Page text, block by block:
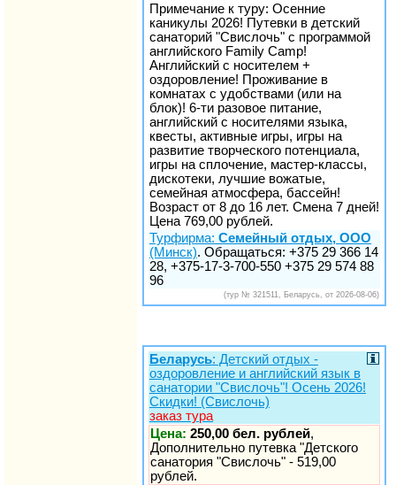
Примечание к туру: Осенние
каникулы 2026! Путевки в детский
санаторий "Свислочь" с программой
английского Family Camp!
Английский с носителем +
оздоровление! Проживание в
комнатах с удобствами (или на
блок)! 6-ти разовое питание,
английский с носителями языка,
квесты, активные игры, игры на
развитие творческого потенциала,
игры на сплочение, мастер-классы,
дискотеки, лучшие вожатые,
семейная атмосфера, бассейн!
Возраст от 8 до 16 лет. Смена 7 дней!
Цена 769,00 рублей.
Турфирма: Семейный отдых, ООО
(Минск). Обращаться: +375 29 366 14
28, +375-17-3-700-550 +375 29 574 88
96
(тур № 321511, Беларусь, от 2026-08-06)
Беларусь: Детский отдых -
оздоровление и английский язык в
санатории "Свислочь"! Осень 2026!
Скидки! (Свислочь)
заказ тура
Цена: 250,00 бел. рублей,
Дополнительно путевка "Детского
санатория "Свислочь" - 519,00
рублей.